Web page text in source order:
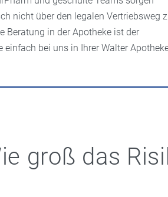
nicht über den legalen Vertriebsweg
Beratung in der Apotheke ist der
einfach bei uns in Ihrer Walter
groß das